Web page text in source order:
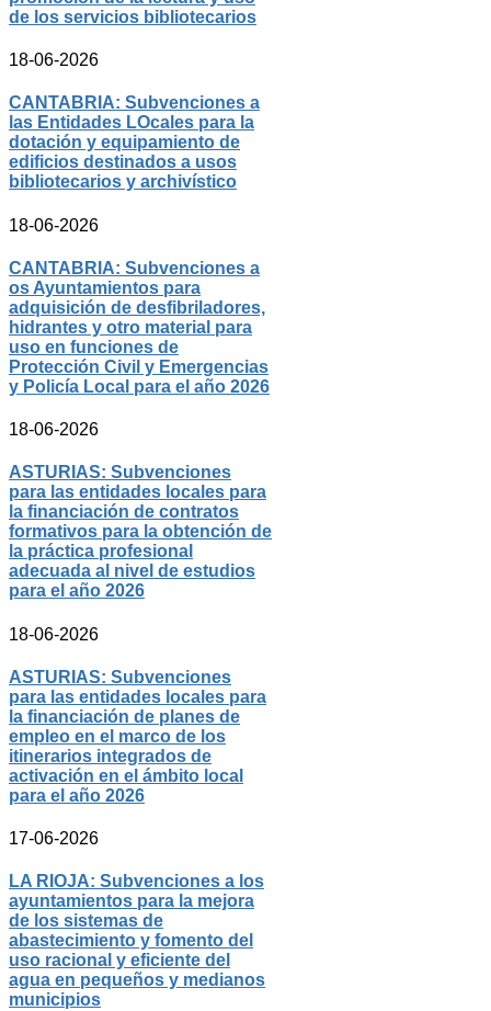
de los servicios bibliotecarios
18-06-2026
CANTABRIA: Subvenciones a
las Entidades LOcales para la
dotación y equipamiento de
edificios destinados a usos
bibliotecarios y archivístico
18-06-2026
CANTABRIA: Subvenciones a
os Ayuntamientos para
adquisición de desfibriladores,
hidrantes y otro material para
uso en funciones de
Protección Civil y Emergencias
y Policía Local para el año 2026
18-06-2026
ASTURIAS: Subvenciones
para las entidades locales para
la financiación de contratos
formativos para la obtención de
la práctica profesional
adecuada al nivel de estudios
para el año 2026
18-06-2026
ASTURIAS: Subvenciones
para las entidades locales para
la financiación de planes de
empleo en el marco de los
itinerarios integrados de
activación en el ámbito local
para el año 2026
17-06-2026
LA RIOJA: Subvenciones a los
ayuntamientos para la mejora
de los sistemas de
abastecimiento y fomento del
uso racional y eficiente del
agua en pequeños y medianos
municipios